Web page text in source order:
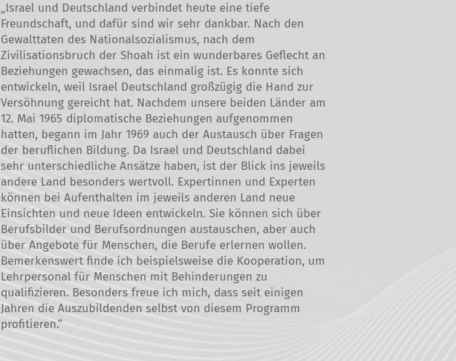
„Israel und Deutschland verbindet heute eine tiefe
Freundschaft, und dafür sind wir sehr dankbar. Nach den
Gewalttaten des Nationalsozialismus, nach dem
Zivilisationsbruch der Shoah ist ein wunderbares Geflecht an
Beziehungen gewachsen, das einmalig ist. Es konnte sich
entwickeln, weil Israel Deutschland großzügig die Hand zur
Versöhnung gereicht hat. Nachdem unsere beiden Länder am
12. Mai 1965 diplomatische Beziehungen aufgenommen
hatten, begann im Jahr 1969 auch der Austausch über Fragen
der beruflichen Bildung. Da Israel und Deutschland dabei
sehr unterschiedliche Ansätze haben, ist der Blick ins jeweils
andere Land besonders wertvoll. Expertinnen und Experten
können bei Aufenthalten im jeweils anderen Land neue
Einsichten und neue Ideen entwickeln. Sie können sich über
Berufsbilder und Berufsordnungen austauschen, aber auch
über Angebote für Menschen, die Berufe erlernen wollen.
Bemerkenswert finde ich beispielsweise die Kooperation, um
Lehrpersonal für Menschen mit Behinderungen zu
qualifizieren. Besonders freue ich mich, dass seit einigen
Jahren die Auszubildenden selbst von diesem Programm
profitieren.“